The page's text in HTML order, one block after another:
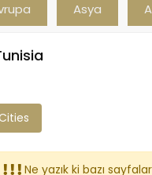
Asya
Ne yazık ki bazı